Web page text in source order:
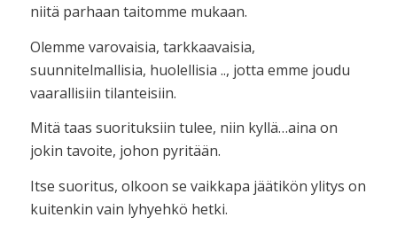
niitä parhaan taitomme mukaan.
Olemme varovaisia, tarkkaavaisia,
suunnitelmallisia, huolellisia .., jotta emme joudu
vaarallisiin tilanteisiin.
Mitä taas suorituksiin tulee, niin kyllä…aina on
jokin tavoite, johon pyritään.
Itse suoritus, olkoon se vaikkapa jäätikön ylitys on
kuitenkin vain lyhyehkö hetki.